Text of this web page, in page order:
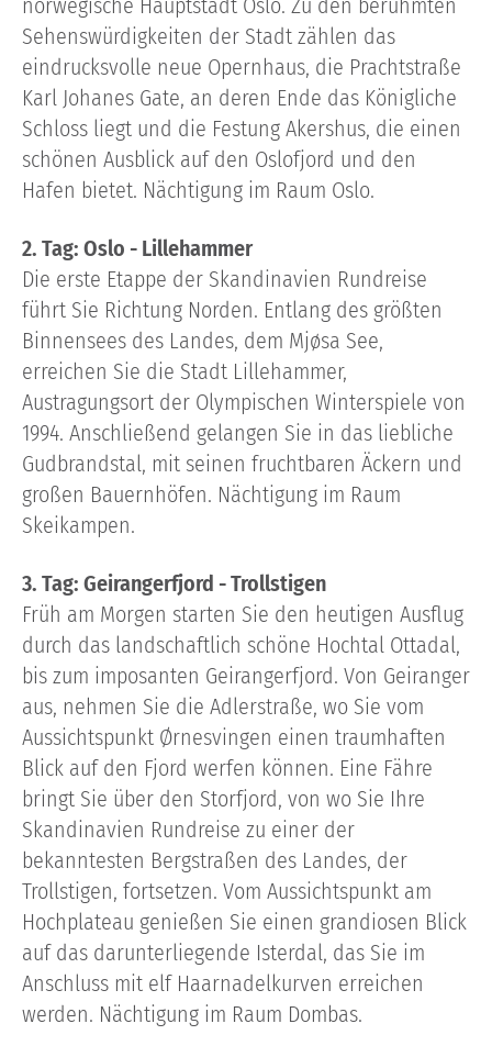
Sehenswürdigkeiten der Stadt zählen das
eindrucksvolle neue Opernhaus, die Prachtstraße
Karl Johanes Gate, an deren Ende das Königliche
Schloss liegt und die Festung Akershus, die einen
schönen Ausblick auf den Oslofjord und den
Hafen bietet. Nächtigung im Raum Oslo.
2. Tag: Oslo - Lillehammer
Die erste Etappe der Skandinavien Rundreise
führt Sie Richtung Norden. Entlang des größten
Binnensees des Landes, dem Mjøsa See,
erreichen Sie die Stadt Lillehammer,
Austragungsort der Olympischen Winterspiele von
1994. Anschließend gelangen Sie in das liebliche
Gudbrandstal, mit seinen fruchtbaren Äckern und
großen Bauernhöfen. Nächtigung im Raum
Skeikampen.
3. Tag: Geirangerfjord - Trollstigen
Früh am Morgen starten Sie den heutigen Ausflug
durch das landschaftlich schöne Hochtal Ottadal,
bis zum imposanten Geirangerfjord. Von Geiranger
aus, nehmen Sie die Adlerstraße, wo Sie vom
Aussichtspunkt Ørnesvingen einen traumhaften
Blick auf den Fjord werfen können. Eine Fähre
bringt Sie über den Storfjord, von wo Sie Ihre
Skandinavien Rundreise zu einer der
bekanntesten Bergstraßen des Landes, der
Trollstigen, fortsetzen. Vom Aussichtspunkt am
Hochplateau genießen Sie einen grandiosen Blick
auf das darunterliegende Isterdal, das Sie im
Anschluss mit elf Haarnadelkurven erreichen
werden. Nächtigung im Raum Dombas.